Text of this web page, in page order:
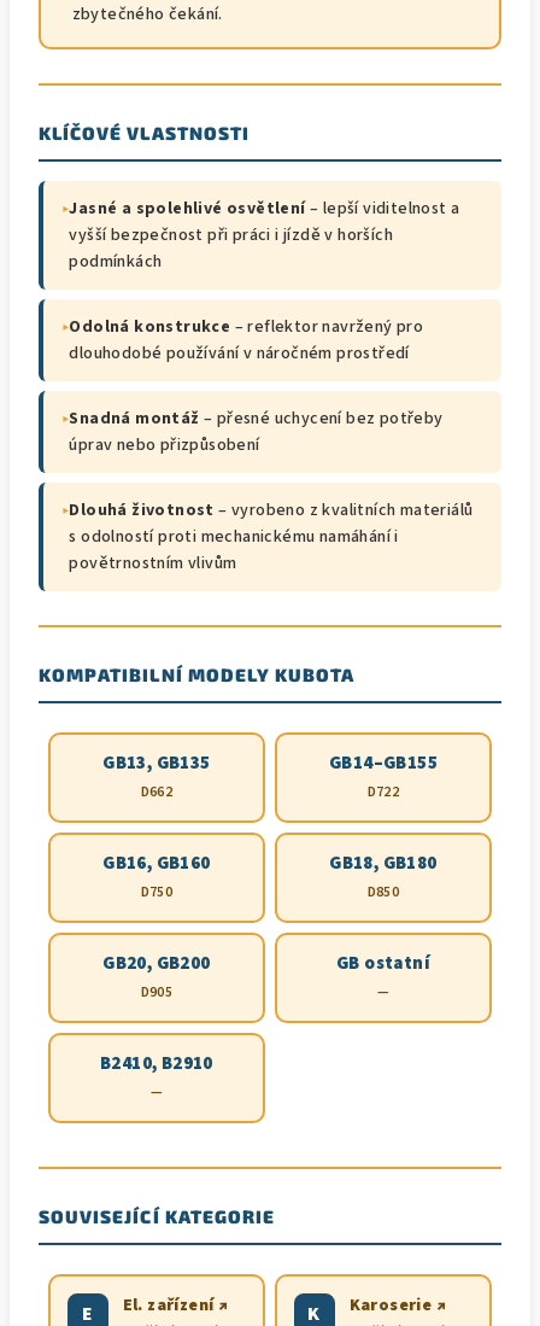
zbytečného čekání.
KLÍČOVÉ VLASTNOSTI
▸Jasné a spolehlivé osvětlení– lepší viditelnost a
vyšší bezpečnost při práci i jízdě v horších
podmínkách
▸Odolná konstrukce – reflektor navržený pro
dlouhodobé používání v náročném prostředí
▸Snadná montáž – přesné uchycení bez potřeby
úprav nebo přizpůsobení
▸Dlouhá životnost – vyrobeno z kvalitních materiálů
s odolností proti mechanickému namáhání i
povětrnostním vlivům
KOMPATIBILNÍ MODELY KUBOTA
GB13, GB135
D662
GB14–GB155
D722
GB16, GB160
D750
GB18, GB180
D850
GB20, GB200
D905
GB ostatní
—
B2410, B2910
—
SOUVISEJÍCÍ KATEGORIE
E El. zařízení ↗ K Karoserie ↗